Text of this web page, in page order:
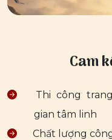
Cam
Thi công
gian tâm linh
Chất lượng